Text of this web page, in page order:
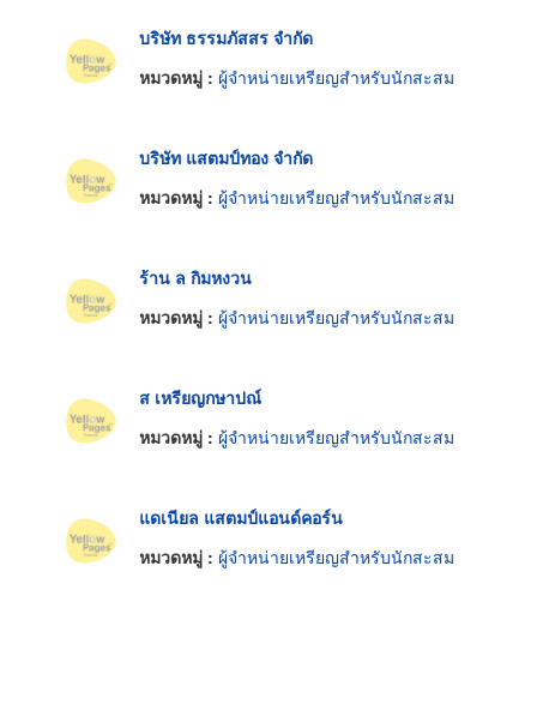
บริษัท ธรรมภัสสร จำกัด
หมวดหมู่ : ผู้จำหน่ายเหรียญสำหรับนักสะสม
บริษัท แสตมป์ทอง จำกัด
หมวดหมู่ : ผู้จำหน่ายเหรียญสำหรับนักสะสม
ร้าน ล กิมหงวน
หมวดหมู่ : ผู้จำหน่ายเหรียญสำหรับนักสะสม
ส เหรียญกษาปณ์
หมวดหมู่ : ผู้จำหน่ายเหรียญสำหรับนักสะสม
แดเนียล แสตมป์แอนด์คอร์น
หมวดหมู่ : ผู้จำหน่ายเหรียญสำหรับนักสะสม